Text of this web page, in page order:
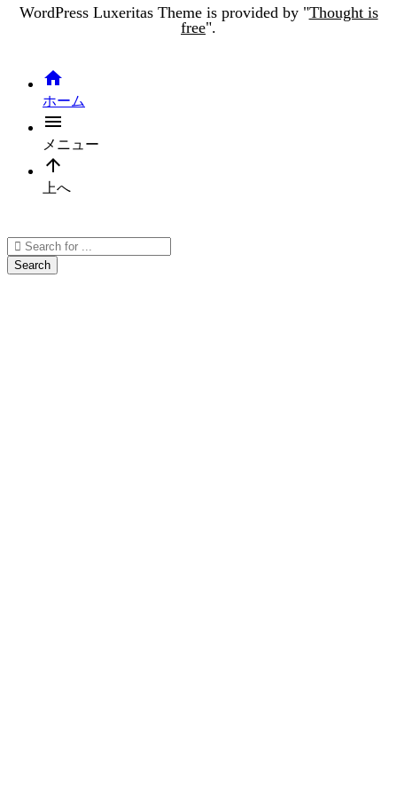
WordPress Luxeritas Theme is provided by "Thought is
free".

ホーム

メニュー

上へ